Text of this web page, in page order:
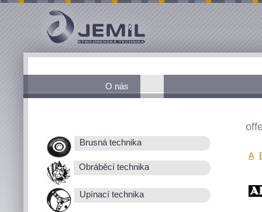
O nás
Brusná technika
Obráběcí technika
Upínací technika
A